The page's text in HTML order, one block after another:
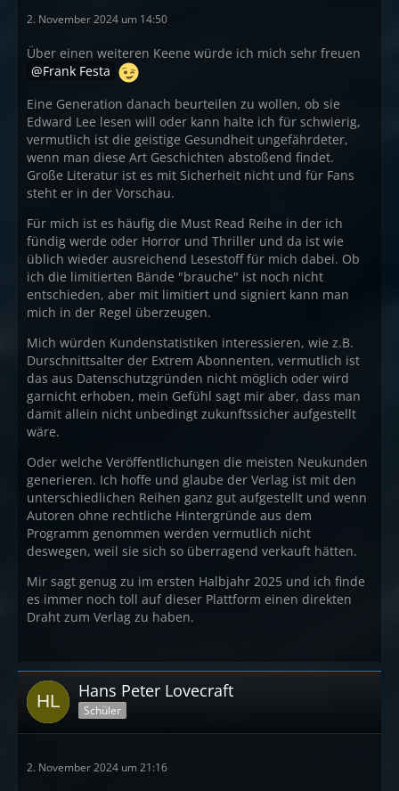
2. November 2024 um 14:50
Über einen weiteren Keene würde ich mich sehr freuen
Frank Festa
Eine Generation danach beurteilen zu wollen, ob sie
Edward Lee lesen will oder kann halte ich für schwierig,
vermutlich ist die geistige Gesundheit ungefährdeter,
wenn man diese Art Geschichten abstoßend findet.
Große Literatur ist es mit Sicherheit nicht und für Fans
steht er in der Vorschau.
Für mich ist es häufig die Must Read Reihe in der ich
fündig werde oder Horror und Thriller und da ist wie
üblich wieder ausreichend Lesestoff für mich dabei. Ob
ich die limitierten Bände "brauche" ist noch nicht
entschieden, aber mit limitiert und signiert kann man
mich in der Regel überzeugen.
Mich würden Kundenstatistiken interessieren, wie z.B.
Durschnittsalter der Extrem Abonnenten, vermutlich ist
das aus Datenschutzgründen nicht möglich oder wird
garnicht erhoben, mein Gefühl sagt mir aber, dass man
damit allein nicht unbedingt zukunftssicher aufgestellt
wäre.
Oder welche Veröffentlichungen die meisten Neukunden
generieren. Ich hoffe und glaube der Verlag ist mit den
unterschiedlichen Reihen ganz gut aufgestellt und wenn
Autoren ohne rechtliche Hintergründe aus dem
Programm genommen werden vermutlich nicht
deswegen, weil sie sich so überragend verkauft hätten.
Mir sagt genug zu im ersten Halbjahr 2025 und ich finde
es immer noch toll auf dieser Plattform einen direkten
Draht zum Verlag zu haben.
Hans Peter Lovecraft
Schüler
2. November 2024 um 21:16